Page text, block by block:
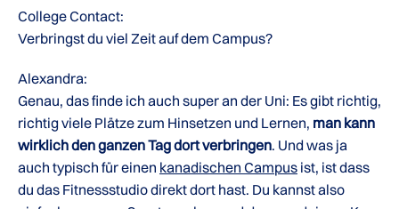
College Contact:
Verbringst du viel Zeit auf dem Campus?
Alexandra:
Genau, das finde ich auch super an der Uni: Es gibt richtig,
richtig viele Plätze zum Hinsetzen und Lernen, man kann
wirklich den ganzen Tag dort verbringen. Und was ja
auch typisch für einen kanadischen Campus ist, ist dass
du das Fitnessstudio direkt dort hast. Du kannst also